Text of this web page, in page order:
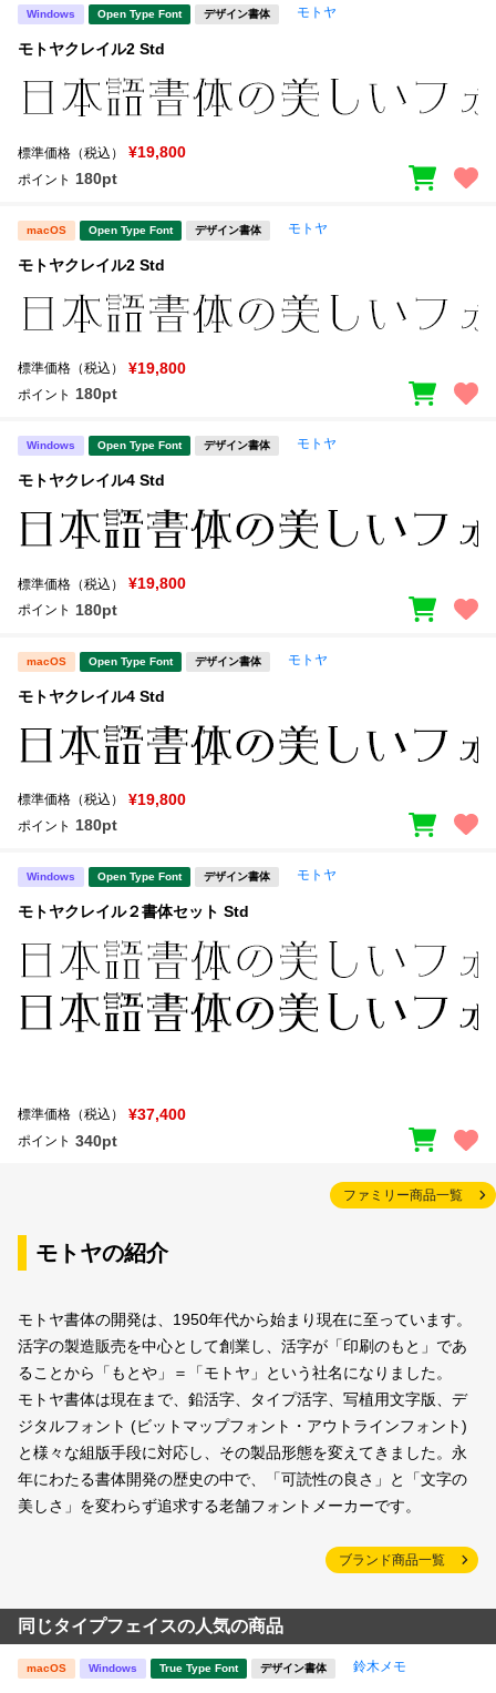
Windows Open Type Font デザイン書体 モトヤ
モトヤクレイル2 Std
標準価格（税込） ¥19,800
ポイント 180pt
macOS Open Type Font デザイン書体 モトヤ
モトヤクレイル2 Std
標準価格（税込） ¥19,800
ポイント 180pt
Windows Open Type Font デザイン書体 モトヤ
モトヤクレイル4 Std
標準価格（税込） ¥19,800
ポイント 180pt
macOS Open Type Font デザイン書体 モトヤ
モトヤクレイル4 Std
標準価格（税込） ¥19,800
ポイント 180pt
Windows Open Type Font デザイン書体 モトヤ
モトヤクレイル２書体セット Std
標準価格（税込） ¥37,400
ポイント 340pt
ファミリー商品一覧
モトヤの紹介
モトヤ書体の開発は、1950年代から始まり現在に至っています。
活字の製造販売を中心として創業し、活字が「印刷のもと」であ
ることから「もとや」＝「モトヤ」という社名になりました。
モトヤ書体は現在まで、鉛活字、タイプ活字、写植用文字版、デ
ジタルフォント (ビットマップフォント・アウトラインフォント)
と様々な組版手段に対応し、その製品形態を変えてきました。永
年にわたる書体開発の歴史の中で、「可読性の良さ」と「文字の
美しさ」を変わらず追求する老舗フォントメーカーです。
ブランド商品一覧
同じタイプフェイスの人気の商品
macOS Windows True Type Font デザイン書体 鈴木メモ